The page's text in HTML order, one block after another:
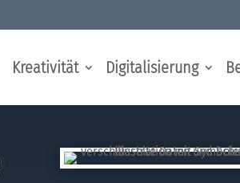
Kreativität Digitalisierung